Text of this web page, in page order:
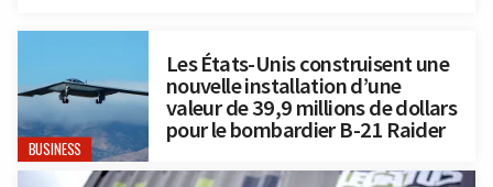
BUSINESS
Les États-Unis construisent une
nouvelle installation d’une
valeur de 39,9 millions de dollars
pour le bombardier B-21 Raider